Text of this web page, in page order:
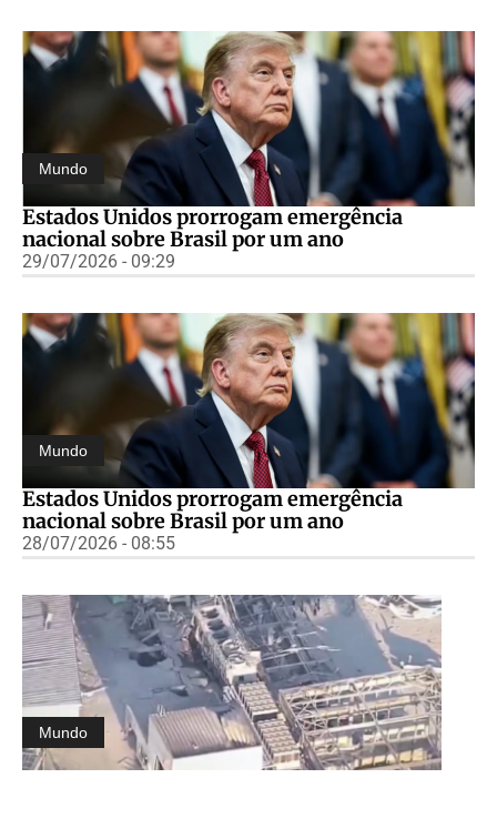
Mundo
Estados Unidos prorrogam emergência
nacional sobre Brasil por um ano
29/07/2026 - 09:29
Mundo
Estados Unidos prorrogam emergência
nacional sobre Brasil por um ano
28/07/2026 - 08:55
Mundo